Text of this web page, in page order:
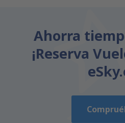
Ahorra
¡Reserva